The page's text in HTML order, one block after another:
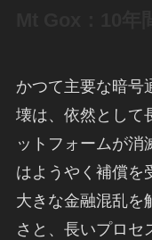
かつて主要な暗号
壊は、依然として
ットフォームが消
はようやく補償を
大きな金融混乱を
さと、長いプロセ